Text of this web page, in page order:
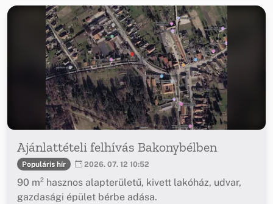
Ajánlattételi felhívás Bakonybélben
Populáris hír 2026. 07. 12 10:52
90 m² hasznos alapterületű, kivett lakóház, udvar,
gazdasági épület bérbe adása.